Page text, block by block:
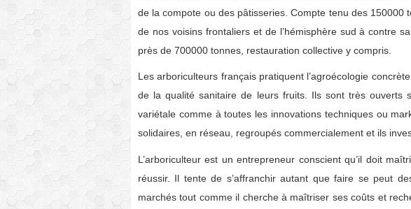
de la compote ou des pâtisseries. Compte tenu des 150000
de nos voisins frontaliers et de l’hémisphère sud à contre
près de 700000 tonnes, restauration collective y compris.
Les arboriculteurs français pratiquent l’agroécologie
de la qualité sanitaire de leurs fruits. Ils sont très ouverts
variétale comme à toutes les innovations techniques ou
solidaires, en réseau, regroupés commercialement et ils
L’arboriculteur est un entrepreneur conscient qu’il doit
réussir. Il tente de s’affranchir autant que faire se peut
marchés tout comme il cherche à maîtriser ses coûts et